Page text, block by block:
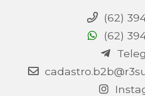
(62)
(62)